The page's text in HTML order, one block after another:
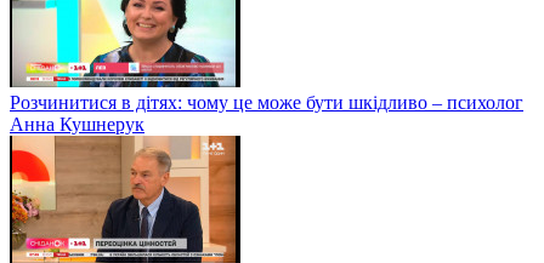
Розчинитися в дітях: чому це може бути шкідливо – психолог
Анна Кушнерук